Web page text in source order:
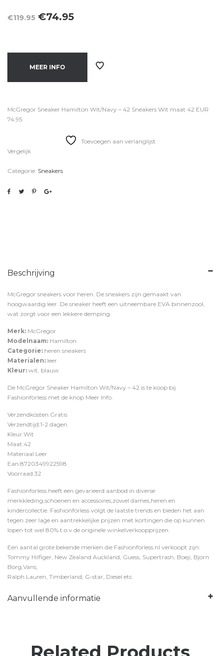
€119.95 Oorspronkelijke
was:
€119.95.
€74.95Huidige
is:
€74.95.
MEER INFO
McGregor Sneaker Hamilton Wit/Navy – 42 Sneakers Wit maat 42 EUR
74.95
Toevoegen aan verlanglijst
Vergelijk
Categorie: Sneakers
Beschrijving
McGregor sneakers voor heren. De sneakers zijn gemaakt van
hoogwaardig leer. De sneaker heeft een uitneembare EVA binnenzool,
wat zorgt voor een lekkere demping.
Merk: McGregor
Modelnaam: Hamilton
Categorie: heren sneakers
Materialen: leer
Kleur: wit, blauw
De McGregor Sneaker Hamilton Wit/Navy – 42 is te koop bij
Fashionforless met de knop Meer Info.
Verzendkosten:Gratis
Verzendtijd:1-2 dagen
Kleur:Wit
Maat:42
Materiaal:Leer
Ean:8720349922598
Voorraad:32
Fashionforless heeft een gevarieerd aanbod in diverse
merkkleding,schoenen en accessoires,zowel dames,heren en
kindercollectie. Fashionforless volgt de laatste trends en bieden het aan
tegen zeer lage en aantrekkelijke prijzen met kortingen die op kunnen
lopen tot wel 80% t.o.v de originele winkelverkoopprijzen.
Een aantal grote bekende merken die Fashionforless.nl verkoopt zijn:
Tommy Hilfiger, New Zealand Auckland, Guess, Supertrash, Boeji, Bjorn
Borg,Vans,
Ralph Lauren, Timberland, G-star, Diesel etc.
Aanvullende informatie